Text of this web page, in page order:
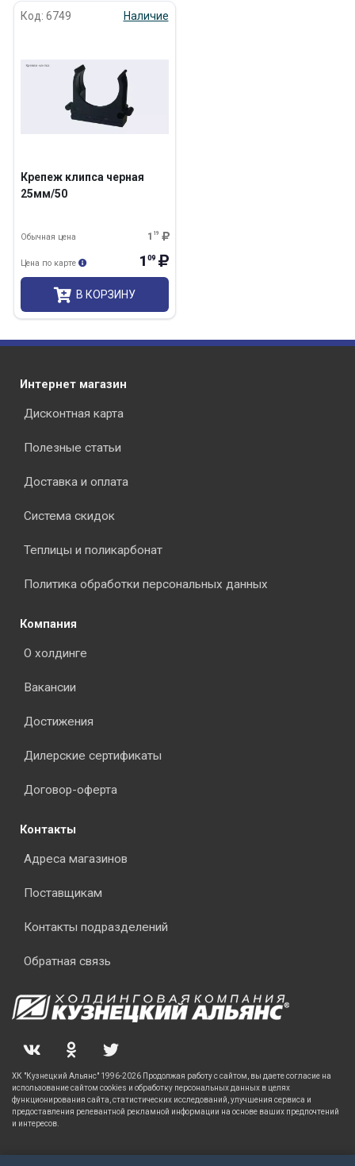
Код: 6749 Наличие
Крепеж клипса черная
25мм/50
1 19
Обычная цена
1 09
Цена по карте
В КОРЗИНУ
Интернет магазин
Дисконтная карта
Полезные статьи
Доставка и оплата
Система скидок
Теплицы и поликарбонат
Политика обработки персональных данных
Компания
О холдинге
Вакансии
Достижения
Дилерские сертификаты
Договор-оферта
Контакты
Адреса магазинов
Поставщикам
Контакты подразделений
Обратная связь
ХК "Кузнецкий Альянс" 1996-2026 Продолжая работу с сайтом, вы даете согласие на
использование сайтом cookies и обработку персональных данных в целях
функционирования сайта, статистических исследований, улучшения сервиса и
предоставления релевантной рекламной информации на основе ваших предпочтений
и интересов.